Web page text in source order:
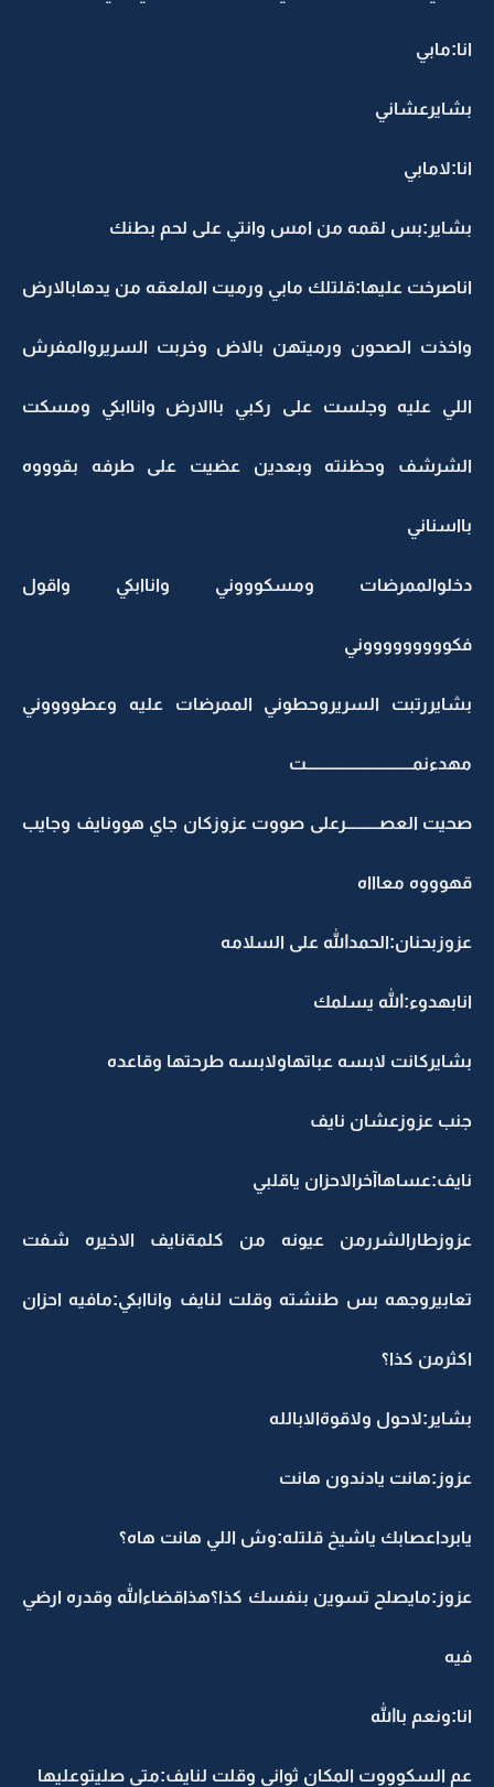
انا:مابي
بشايرعشاني
انا:لامابي
بشاير:بس لقمه من امس وانتي على لحم بطنك
اناصرخت عليها:قلتلك مابي ورميت الملعقه من يدهابالارض
واخذت الصحون ورميتهن بالاض وخربت السريروالمفرش
اللي عليه وجلست على ركبي باالارض واناابكي ومسكت
الشرشف وحظنته وبعدين عضيت على طرفه بقوووه
بااسناني
دخلوالممرضات ومسكوووني واناابكي واقول
فكوووووووووني
بشايررتبت السريروحطوني الممرضات عليه وعطووووني
مهدءنمــــــــــــــــــــــــــــــــت
صحيت العصــــــــــرعلى صووت عزوزكان جاي هوونايف وجايب
قهوووه معاااه
عزوزبحنان:الحمدالله على السلامه
انابهدوء:الله يسلمك
بشايركانت لابسه عباتهاولابسه طرحتها وقاعده
جنب عزوزعشان نايف
نايف:عساهاآخرالاحزان ياقلبي
عزوزطارالشررمن عيونه من كلمةنايف الاخيره شفت
تعابيروجهه بس طنشته وقلت لنايف واناابكي:مافيه احزان
اكثرمن كذا؟
بشاير:لاحول ولاقوةالابالله
عزوز:هانت يادندون هانت
يابرداعصابك ياشيخ قلتله:وش اللي هانت هاه؟
عزوز:مايصلح تسوين بنفسك كذا؟هذاقضاءالله وقدره ارضي
فيه
انا:ونعم باالله
عم السكوووت المكان ثواني وقلت لنايف:متى صليتوعليها